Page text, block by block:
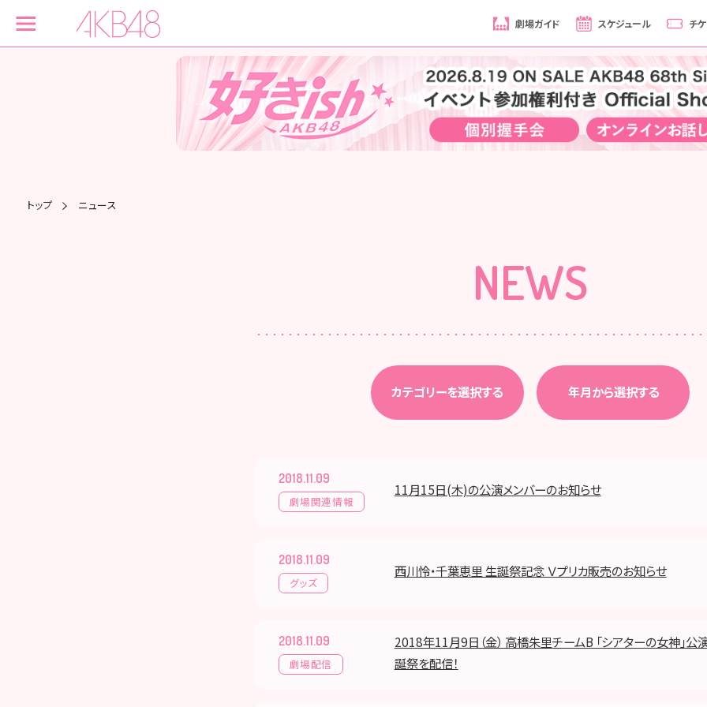
劇場ガイド スケジュール チ
トップ ニュース
NEWS
カテゴリーを選択する 年月から選択する
2018.11.09
劇場関連情報
11月15日(木)の公演メンバーのお知らせ
2018.11.09
グッズ
西川怜・千葉恵里 生誕祭記念 Ｖプリカ販売のお知らせ
2018.11.09
劇場配信
2018年11月9日（金） 高橋朱里チームB 「シアターの女神」公
誕祭を配信！